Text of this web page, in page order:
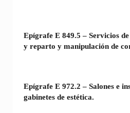
Epígrafe E 849.5 – Servicios
y reparto y manipulación de
Epígrafe E 972.2 – Salones e
gabinetes de estética.